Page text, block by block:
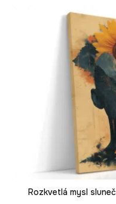
RYCHLÉ
Rozkvetlá mysl